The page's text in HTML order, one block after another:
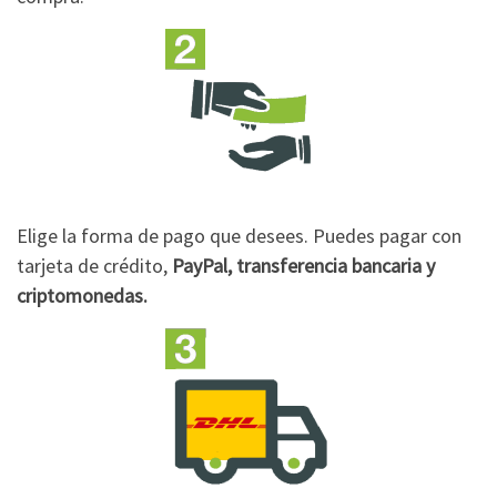
Elige la forma de pago que desees. Puedes pagar con
tarjeta de crédito, PayPal, transferencia bancaria y
criptomonedas.